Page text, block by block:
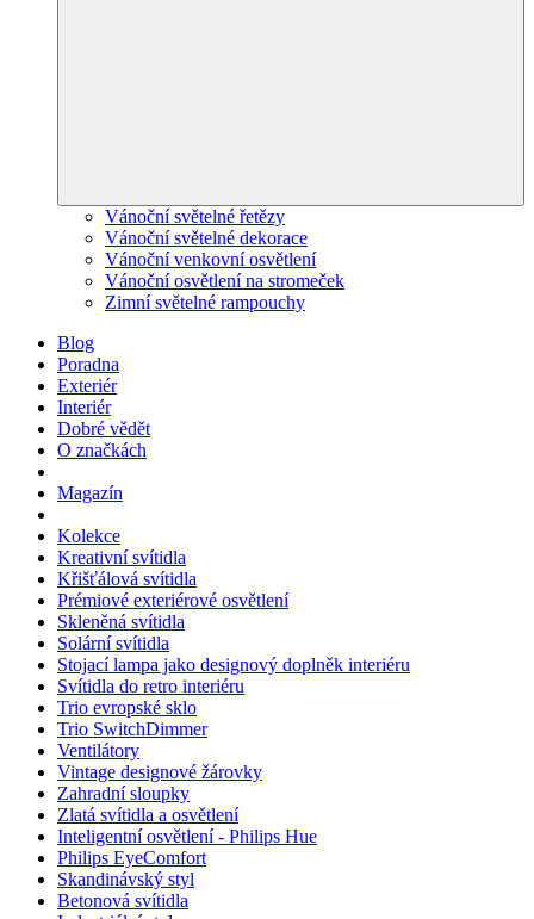
Vánoční světelné řetězy
Vánoční světelné dekorace
Vánoční venkovní osvětlení
Vánoční osvětlení na stromeček
Zimní světelné rampouchy
Blog
Poradna
Exteriér
Interiér
Dobré vědět
O značkách
Magazín
Kolekce
Kreativní svítidla
Křišťálová svítidla
Prémiové exteriérové osvětlení
Skleněná svítidla
Solární svítidla
Stojací lampa jako designový doplněk interiéru
Svítidla do retro interiéru
Trio evropské sklo
Trio SwitchDimmer
Ventilátory
Vintage designové žárovky
Zahradní sloupky
Zlatá svítidla a osvětlení
Inteligentní osvětlení - Philips Hue
Philips EyeComfort
Skandinávský styl
Betonová svítidla